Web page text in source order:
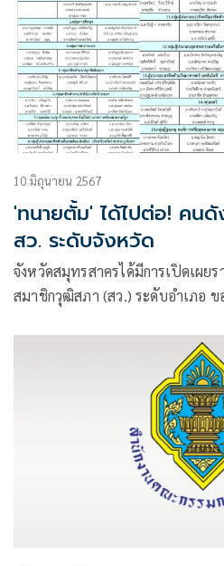
10 มิถุนายน 2567
'ทนายตั้ม' ได้ไปต่อ! คนดั
สว. ระดับจังหวัด
จังหวัดสมุทรสาครได้มีการเปิดเผยร
สมาชิกวุฒิสภา (สว.) ระดับอำเภอ ข